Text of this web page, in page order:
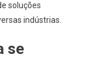
soluções
indústrias.
se